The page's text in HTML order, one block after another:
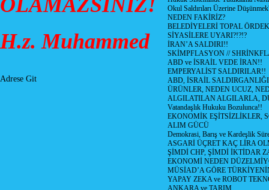
H.z. Muhammed
Adrese Git
Okul Saldırıları Üzerine
NEDEN FAKİRİZ?
BELEDİYELERİ TOPAL
SİYASİLERE UYARI?!?!?
İRAN’A SALDIRI!!
SKİMPFLASYON //
ABD ve İSRAİL VEDE İRAN!!
EMPERYALİST SALDIRILAR!!
ABD, İSRAİL SALDIRGANLIĞI
ÜRÜNLER, NEDEN UCUZ,
ALGILATILAN ALGILARLA,
Vatandaşlık Hukuku Bozulunca!!
EKONOMİK EŞİTSİZLİKLER,
ALIM GÜCÜ
Demokrasi, Barış ve Kardeşlik
ASGARİ ÜÇRET KAÇ LİRA
ŞİMDİ CHP, ŞİMDİ İKTİDAR
EKONOMİ NEDEN
MÜSİAD’A GÖRE
YAPAY ZEKA ve ROBOT
ANKARA ve TARIM